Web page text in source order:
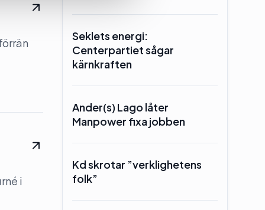
i
Seklets energi:
Centerpartiet sågar
kärnkraften
Ander(s) Lago låter
Manpower fixa jobben
Kd skrotar ”verklighetens
folk”